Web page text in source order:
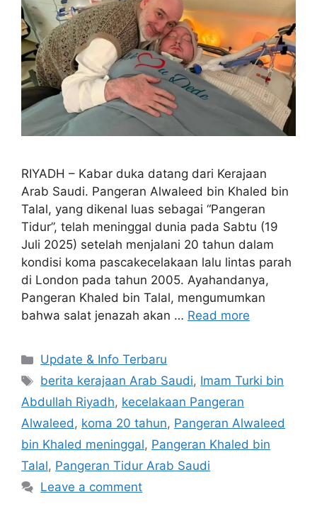
RIYADH – Kabar duka datang dari Kerajaan
Arab Saudi. Pangeran Alwaleed bin Khaled bin
Talal, yang dikenal luas sebagai “Pangeran
Tidur”, telah meninggal dunia pada Sabtu (19
Juli 2025) setelah menjalani 20 tahun dalam
kondisi koma pascakecelakaan lalu lintas parah
di London pada tahun 2005. Ayahandanya,
Pangeran Khaled bin Talal, mengumumkan
bahwa salat jenazah akan … Read more
Categories
Update & Info Terbaru
Tags
berita kerajaan Arab Saudi, Imam Turki bin
Abdullah Riyadh, kecelakaan Pangeran
Alwaleed, koma 20 tahun, Pangeran Alwaleed
bin Khaled meninggal, Pangeran Khaled bin
Talal, Pangeran Tidur Arab Saudi
Leave a comment